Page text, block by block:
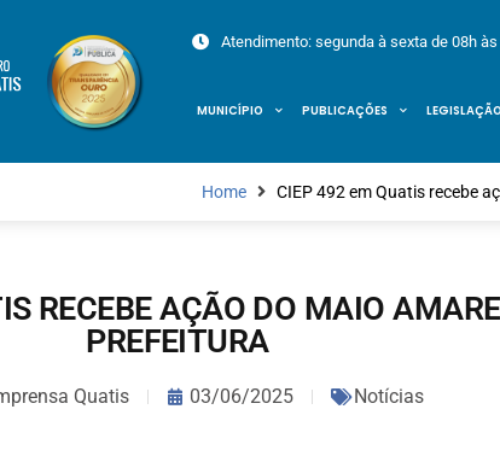
Atendimento: segunda à sexta de 08h às
MUNICÍPIO PUBLICAÇÕES LEGISLAÇÃO
Home CIEP 492 em Quatis recebe
RECEBE AÇÃO DO MAIO
PREFEITURA
Quatis 03/06/2025 Notícias